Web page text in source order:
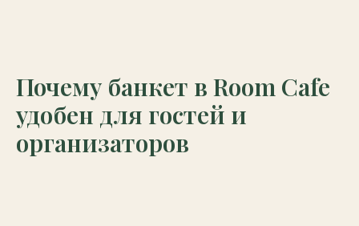
Почему банкет в Room Cafe
удобен для гостей и
организаторов